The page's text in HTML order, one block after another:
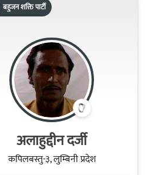
बहुजन शक्ति पार्टी
अलाहुद्दीन दर्जी
कपिलबस्तु-३, लुम्बिनी प्रदेश